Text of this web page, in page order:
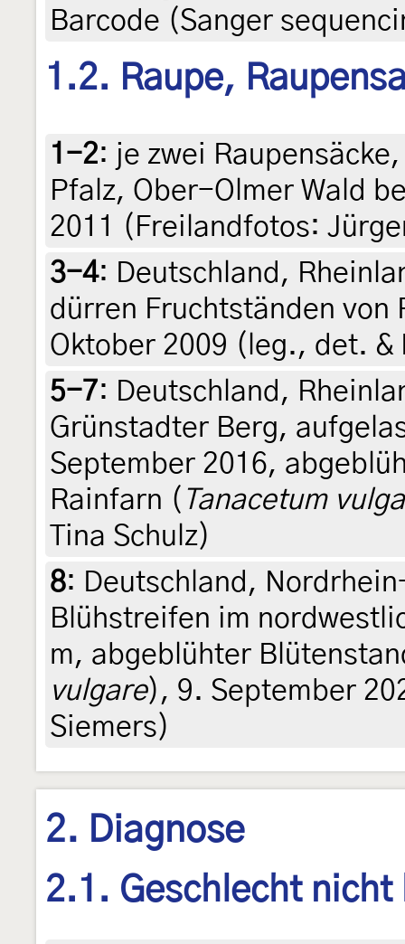
Barcode (Sanger
1.2. Raupe,
1-2: je zwei
Pfalz, Ober-Olmer Wald
2011 (Freilandfotos:
3-4: Deutschland,
dürren Fruchtständen von
Oktober 2009 (leg., det.
5-7: Deutschland,
Grünstadter Berg,
September 2016,
Rainfarn ( Tanacetum
Tina Schulz)
8: Deutschland,
Blühstreifen im
m, abgeblühter
vulgare), 9. September
Siemers)
2. Diagnose
2.1. Geschlecht nicht